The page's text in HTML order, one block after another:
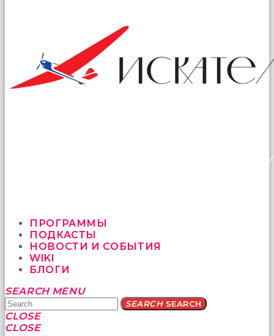
ПРОГРАММЫ
ПОДКАСТЫ
НОВОСТИ И СОБЫТИЯ
WIKI
БЛОГИ
Yatağa
bile
geçmeye
fırsat
SEARCH MENU
SEARCHSEARCH
CLOSE
CLOSE